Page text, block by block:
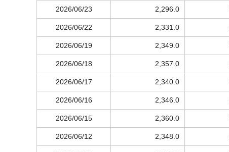
2026/06/23 2,296.0
2026/06/22 2,331.0
2026/06/19 2,349.0
2026/06/18 2,357.0
2026/06/17 2,340.0
2026/06/16 2,346.0
2026/06/15 2,360.0
2026/06/12 2,348.0